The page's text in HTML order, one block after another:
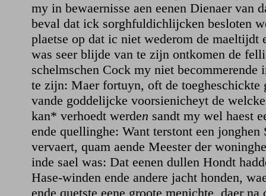
my in bewaernisse aen eenen Dienaer van
beval dat ick sorghfuldichlijcken besloten
plaetse op dat ic niet wederom de maeltijdt
was seer blijde van te zijn ontkomen de
schelmschen Cock my niet becommerende
te zijn: Maer fortuyn, oft de toegheschickte
vande goddelijcke voorsienicheyt de
kan* verhoedt werden sandt my wel haest
ende quellinghe: Want terstont een jonghen
vervaert, quam aende Meester der
inde sael was: Dat eenen dullen Hondt
Hase-winden ende andere jacht honden,
ende quetste eene groote menichte, daer